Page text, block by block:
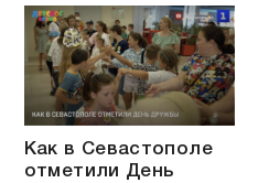
Как в Севастополе
отметили День